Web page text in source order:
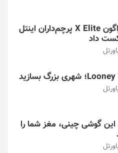
تراشه اسنپدراگون X Elite پرچم‌داران اینتل
گوشی چینی، مغز شما را